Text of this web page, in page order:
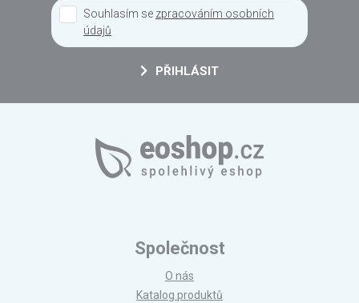
Souhlasím se zpracováním osobních
údajů
PŘIHLÁSIT
Společnost
O nás
Katalog produktů